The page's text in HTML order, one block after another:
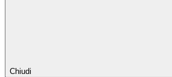
Chiudi